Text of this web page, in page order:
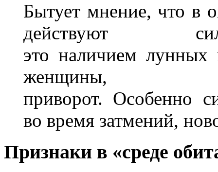
Бытует мнение, что в
действуют
это наличием
женщины,
приворот. Особенно
во время затмений,
Признаки в «среде